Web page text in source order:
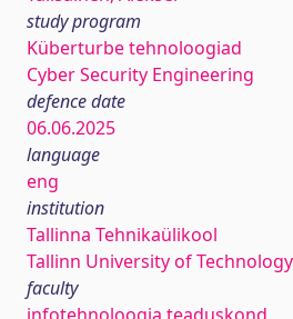
study program
Küberturbe tehnoloogiad
Cyber Security Engineering
defence date
06.06.2025
language
eng
institution
Tallinna Tehnikaülikool
Tallinn University of Technology
faculty